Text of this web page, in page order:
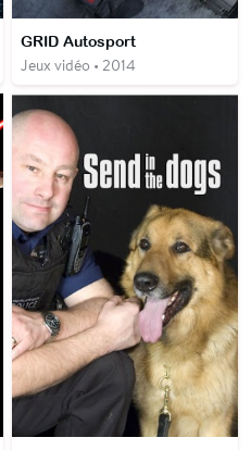
GRID Autosport
Jeux vidéo • 2014